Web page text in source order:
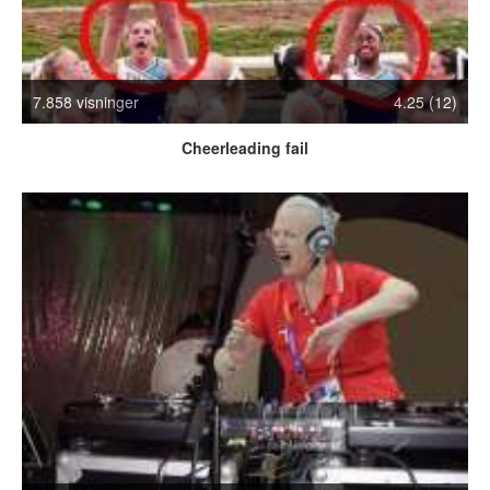
Crazy Stuff
Dyr
Facebook mm.
Illusioner
Mennesker
Nasty Shit!
SMS & Autocorrect
Tattoos
Tegninger
Bedst bedømte
Flest visninger
Mest delte
Mest omtalte
7.858 visninger 4.25 (12)
Cheerleading fail